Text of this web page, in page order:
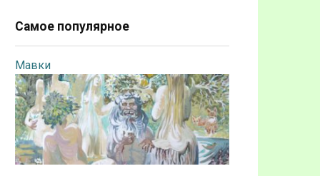
Самое популярное
Мавки